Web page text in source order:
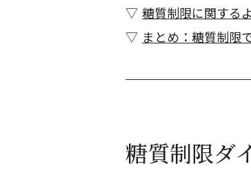
糖質制限に関する
まとめ：糖質制限
糖質制限ダ